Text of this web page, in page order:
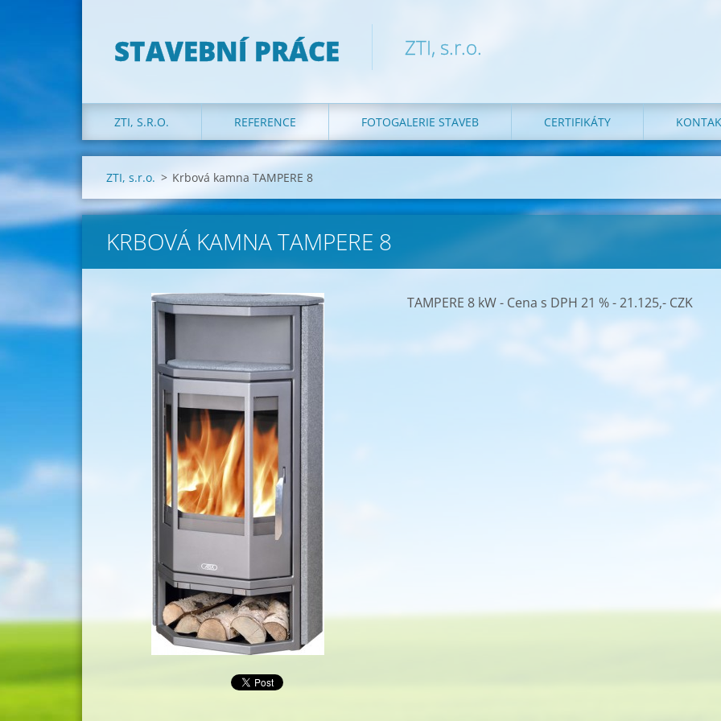
STAVEBNÍ PRÁCE ZTI, s.r.o.
ZTI, S.R.O. REFERENCE FOTOGALERIE STAVEB CERTIFIKÁTY
ZTI, s.r.o. > Krbová kamna TAMPERE 8
KRBOVÁ KAMNA TAMPERE 8
TAMPERE 8 kW - Cena s DPH 21 % - 21.125,- CZK